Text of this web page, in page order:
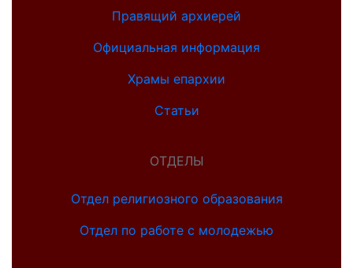
Правящий архиерей
Официальная информация
Храмы епархии
Статьи
ОТДЕЛЫ
Отдел религиозного образования
Отдел по работе с молодежью